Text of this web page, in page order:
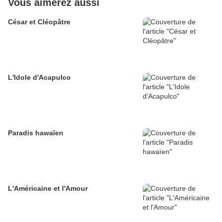
Vous aimerez aussi
César et Cléopâtre
L'Idole d'Acapulco
Paradis hawaïen
L'Américaine et l'Amour